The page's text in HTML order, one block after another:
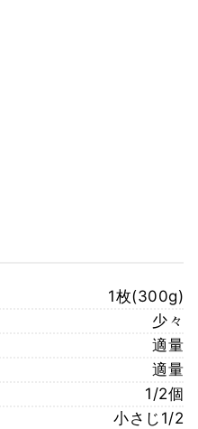
1枚(300g)
少々
適量
適量
1/2個
小さじ1/2